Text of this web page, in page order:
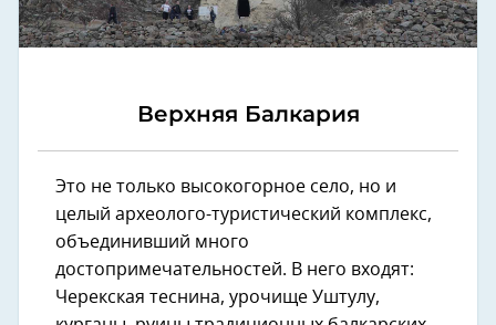
Верхняя Балкария
Это не только высокогорное село, но и
целый археолого-туристический комплекс,
объединивший много
достопримечательностей. В него входят:
Черекская теснина, урочище Уштулу,